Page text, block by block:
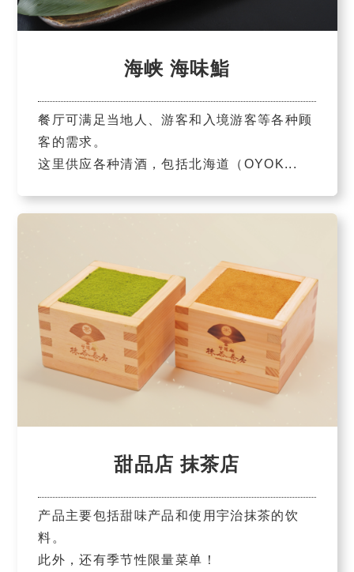
海峡 海味鮨
餐厅可满足当地人、游客和入境游客等各种顾
客的需求。
这里供应各种清酒，包括北海道（OYOK...
甜品店 抹茶店
产品主要包括甜味产品和使用宇治抹茶的饮
料。
此外，还有季节性限量菜单！